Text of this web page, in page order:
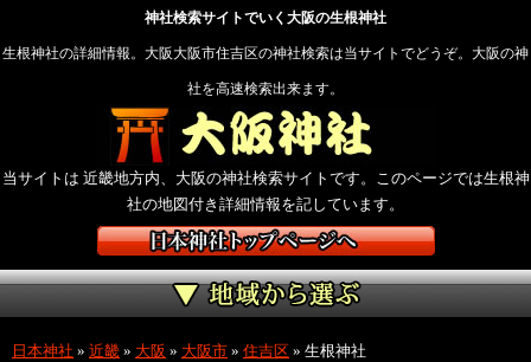
神社検索サイトでいく大阪の生根神社
生根神社の詳細情報。大阪大阪市住吉区の神社検索は当サイトでどうぞ。大阪の神
社を高速検索出来ます。
当サイトは 近畿地方内、大阪の神社検索サイトです。このページでは生根神
社の地図付き詳細情報を記しています。
日本神社 » 近畿 » 大阪 » 大阪市 » 住吉区 » 生根神社